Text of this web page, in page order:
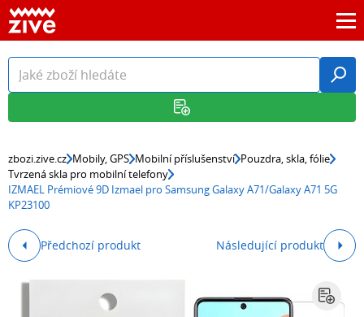
zbozi.zive.cz Mobily, GPS Mobilní příslušenství Pouzdra, skla, fólie
Tvrzená skla pro mobilní telefony
IZMAEL Prémiové 9D Izmael pro Samsung Galaxy A71/Galaxy A71 5G
KP23100
Předchozí produkt Následující produkt